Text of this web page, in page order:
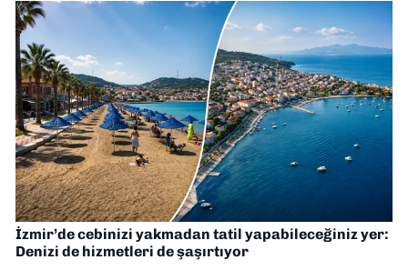
İzmir’de cebinizi yakmadan tatil yapabileceğiniz yer:
Denizi de hizmetleri de şaşırtıyor